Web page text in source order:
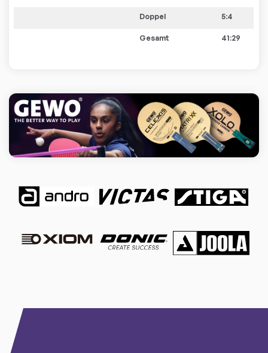
Doppel 5:4
Gesamt 41:29